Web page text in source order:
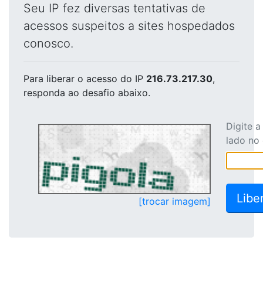
Seu IP fez diversas tentativas de
acessos suspeitos a sites hospedados
conosco.
Para liberar o acesso do IP 216.73.217.30,
responda ao desafio abaixo.
[trocar imagem]
Digite
lado no